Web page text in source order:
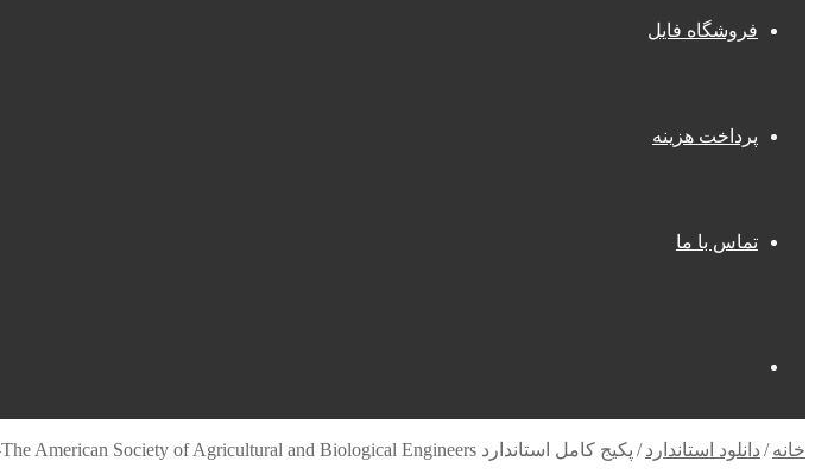
فروشگاه فایل
پرداخت هزینه
تماس با ما
خانه / دانلود استاندارد / پکیج کامل استاندارد ASCE -The American Society of Agricultural and Biological Engineers